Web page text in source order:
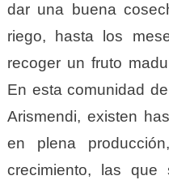
dar una buena
riego, hasta los
recoger un fruto
En esta comunidad
Arismendi, existen
en plena
crecimiento, las que